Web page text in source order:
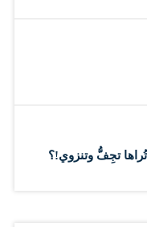
تجِفُّ وتنزوي!؟